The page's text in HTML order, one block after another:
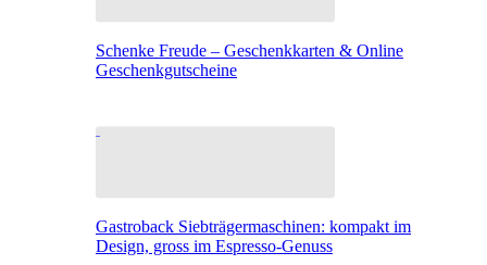
Schenke Freude – Geschenkkarten & Online
Geschenkgutscheine
Gastroback Siebträgermaschinen: kompakt im
Design, gross im Espresso-Genuss